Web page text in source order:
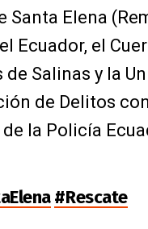
Santa Elena
Ecuador, el
de Salinas y la
de Delitos
la Policía
#Rescate